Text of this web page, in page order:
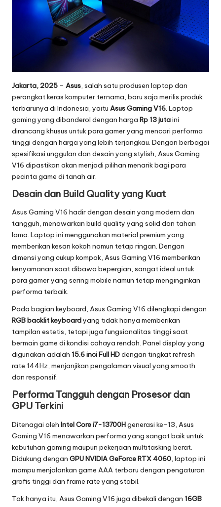
o
i
T
e
r
b
a
r
u
2
0
2
5
-
I
n
o
v
a
s
i
d
a
n
T
r
e
n
Jakarta, 2025 – Asus, salah satu produsen laptop dan
perangkat keras komputer ternama, baru saja merilis produk
terbarunya di Indonesia, yaitu Asus Gaming V16. Laptop
gaming yang dibanderol dengan harga Rp 13 jutaini
dirancang khusus untuk para gamer yang mencari performa
tinggi dengan harga yang lebih terjangkau. Dengan berbagai
spesifikasi unggulan dan desain yang stylish, Asus Gaming
V16 dipastikan akan menjadi pilihan menarik bagi para
pecinta game di tanah air.
Desain dan Build Quality yang Kuat
Asus Gaming V16 hadir dengan desain yang modern dan
tangguh, menawarkan build quality yang solid dan tahan
lama. Laptop ini menggunakan material premium yang
memberikan kesan kokoh namun tetap ringan. Dengan
dimensi yang cukup kompak, Asus Gaming V16 memberikan
kenyamanan saat dibawa bepergian, sangat ideal untuk
para gamer yang sering mobile namun tetap menginginkan
performa terbaik.
Pada bagian keyboard, Asus Gaming V16 dilengkapi dengan
RGB backlit keyboardyang tidak hanya memberikan
tampilan estetis, tetapi juga fungsionalitas tinggi saat
bermain game di kondisi cahaya rendah. Panel display yang
digunakan adalah 15.6 inci Full HDdengan tingkat refresh
rate 144Hz, menjanjikan pengalaman visual yang smooth
dan responsif.
Performa Tangguh dengan Prosesor dan
GPU Terkini
Ditenagai oleh Intel Core i7-13700Hgenerasi ke-13, Asus
Gaming V16 menawarkan performa yang sangat baik untuk
kebutuhan gaming maupun pekerjaan multitasking berat.
Didukung dengan GPU NVIDIA GeForce RTX 4060, laptop ini
mampu menjalankan game AAA terbaru dengan pengaturan
grafis tinggi dan frame rate yang stabil.
Tak hanya itu, Asus Gaming V16 juga dibekali dengan 16GB